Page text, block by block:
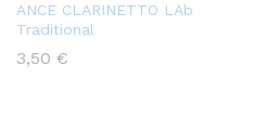
ANCE CLARINETTO LAb
Traditional
3,50 €